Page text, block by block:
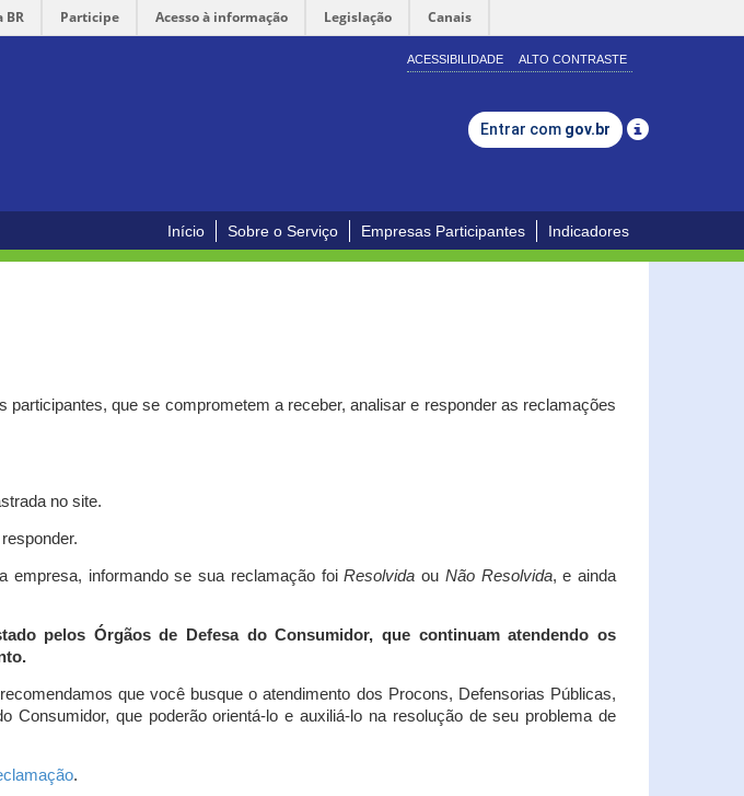
BR Participe Acesso à informação Legislação Canais
ACESSIBILIDADE ALTO CONTRASTE
Entrar com gov.br
Início Sobre o Serviço Empresas Participantes Indicadores
que se comprometem a receber, analisar e responder as reclamações
no site.
empresa, informando se sua reclamação foiResolvida ou Não Resolvida, e ainda
pelos Órgãos de Defesa do Consumidor, que continuam atendendo os
que você busque o atendimento dos Procons, Defensorias Públicas,
que poderão orientá-lo e auxiliá-lo na resolução de seu problema de
.